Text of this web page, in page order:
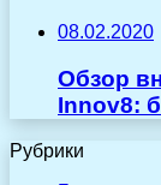
08.02.2020
Обзор
Innov8:
Рубрики